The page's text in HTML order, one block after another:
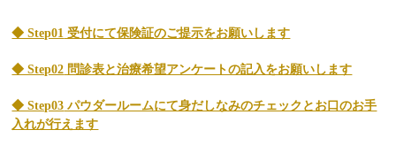
◆ Step01 受付にて保険証のご提示をお願いします
◆ Step02 問診表と治療希望アンケートの記入をお願いします
◆ Step03 パウダールームにて身だしなみのチェックとお口のお手
入れが行えます